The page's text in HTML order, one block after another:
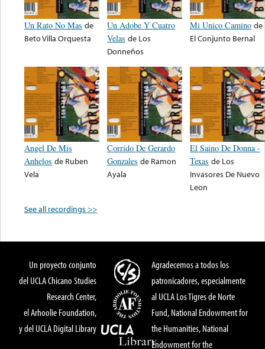
Un Rato No Mas de
Beto Villa Orquesta
Un Adobe Y Cuatro
Velas de Los
Donneños
Mi Unico Camino de
El Conjunto Bernal
Angel De Mis
Anhelos de Ruben
Vela
Corrido De Gerardo
Gonzales de Ramon
Ayala
El Saino De Donna -
Texas de Los
Invasores De Nuevo
Leon
See all recordings >>
Un proyecto conjunto
del UCLA Chicano Studies
Research Center,
el Arhoolie Foundation,
y del UCLA Digital Library
Agradecemos a todos los
patronicadores, especialmente
al UCLA Los Tigres de Norte
Fund, National Endowment for
the Humanities, National
Endowment for the